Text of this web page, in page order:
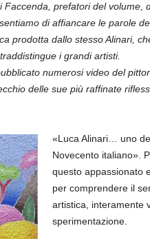
Faccenda, prefatori del volume,
di affiancare le parole
prodotta dallo stesso Alinari,
i grandi artisti.
numerosi video del
delle sue più raffinate
«Luca Alinari… uno
Novecento italiano».
questoappassionato
per comprendere il
artistica, interamente
sperimentazione.